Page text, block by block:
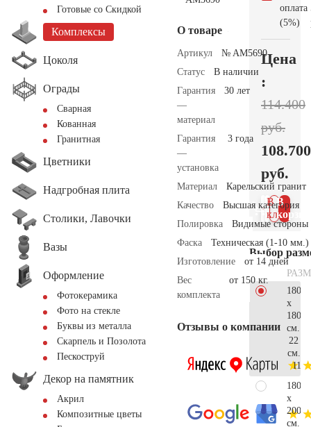
Готовые со Скидкой
Комплексы
Цоколя
Ограды
Сварная
Кованная
Гранитная
Цветники
Надгробная плита
Столики, Лавочки
Вазы
Оформление
Фотокерамика
Фото на стекле
Буквы из металла
Скарпель и Позолота
Пескоструй
Декор на памятник
Акрил
Композитные цветы
О товаре
Артикул
№ AM5690
Статус
В наличии
Гарантия
—
материал
30 лет
Гарантия
—
установка
3 года
Материал
Карельский гранит
Качество
Высшая категория
Полировка
Видимые стороны
Фаска
Техническая (1-10 мм.)
Изготовление
от 14 дней
Вес
комплекта
от 150 кг.
Отзывы о компании
оплата
(5%)
Цена
:
114.400
руб.
108.700
руб.
В
В 1
клик
Выбор
180
x
180
см.
22
см.
180
x
200
см.